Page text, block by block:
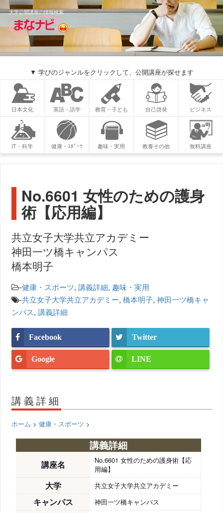
大学公開講座の情報検索
▼ 学びのジャンルをクリックして、公開講座が探せます
日本文化 英語・語学 教育・子ども 自己啓発 ビジネス
IT・科学 健康・ｽﾎﾟｰﾂ 趣味・実用 教養その他 無料講座
No.6601 女性のための護身
術【応用編】
共立女子大学共立アカデミー
神田一ツ橋キャンパス
橋本明子
-健康・スポーツ,講義詳細, 趣味・実用
-共立女子大学共立アカデミー,橋本明子,神田一ツ橋キャ
ンパス,講義詳細
Facebook Twitter
Google LINE
講義詳細
ホーム >健康・スポーツ >
講義詳細
講座名
No.6601 女性のための護身術【応
用編】
大学 共立女子大学共立アカデミー
キャンパス 神田一ツ橋キャンパス